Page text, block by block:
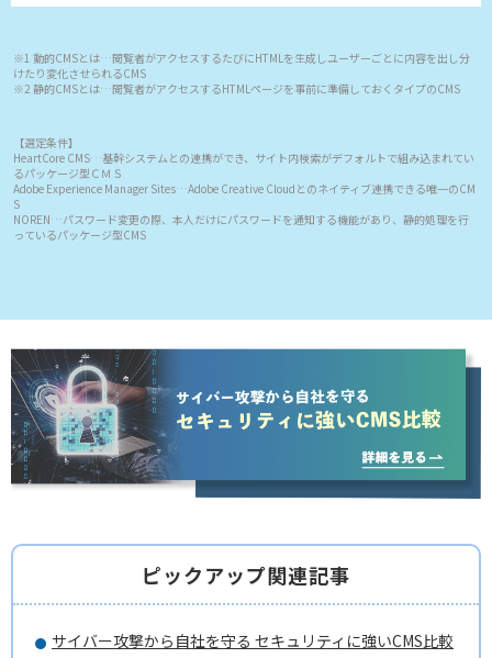
※1 動的CMSとは…閲覧者がアクセスするたびにHTMLを生成しユーザーごとに内容を出し分
けたり変化させられるCMS
※2 静的CMSとは…閲覧者がアクセスするHTMLページを事前に準備しておくタイプのCMS
【選定条件】
HeartCore CMS…基幹システムとの連携ができ、サイト内検索がデフォルトで組み込まれてい
るパッケージ型ＣＭＳ
Adobe Experience Manager Sites…Adobe Creative Cloudとのネイティブ連携できる唯一のCM
S
NOREN…パスワード変更の際、本人だけにパスワードを通知する機能があり、静的処理を行
っているパッケージ型CMS
ピックアップ関連記事
サイバー攻撃から自社を守る セキュリティに強いCMS比較